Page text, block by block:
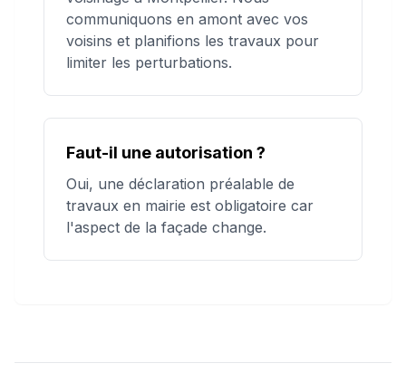
communiquons en amont avec vos
voisins et planifions les travaux pour
limiter les perturbations.
Faut-il une autorisation ?
Oui, une déclaration préalable de
travaux en mairie est obligatoire car
l'aspect de la façade change.